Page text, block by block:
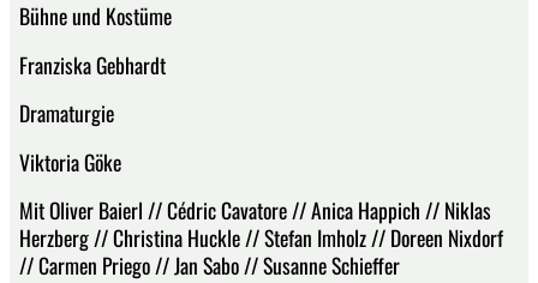
Bühne und Kostüme
Franziska Gebhardt
Dramaturgie
Viktoria Göke
Mit Oliver Baierl // Cédric Cavatore // Anica Happich // Niklas
Herzberg // Christina Huckle // Stefan Imholz // Doreen Nixdorf
// Carmen Priego // Jan Sabo // Susanne Schieffer